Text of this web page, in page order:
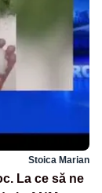
Stoica Marian
La ce să ne